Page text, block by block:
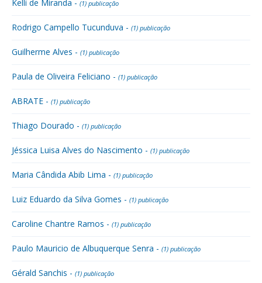
Kelli de Miranda - (1) publicação
Rodrigo Campello Tucunduva - (1) publicação
Guilherme Alves - (1) publicação
Paula de Oliveira Feliciano - (1) publicação
ABRATE - (1) publicação
Thiago Dourado - (1) publicação
Jéssica Luisa Alves do Nascimento - (1) publicação
Maria Cândida Abib Lima - (1) publicação
Luiz Eduardo da Silva Gomes - (1) publicação
Caroline Chantre Ramos - (1) publicação
Paulo Mauricio de Albuquerque Senra - (1) publicação
Gérald Sanchis - (1) publicação